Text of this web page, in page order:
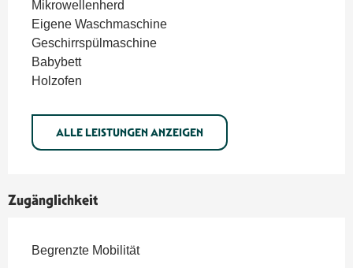
Mikrowellenherd
Eigene Waschmaschine
Geschirrspülmaschine
Babybett
Holzofen
ALLE LEISTUNGEN ANZEIGEN
Zugänglichkeit
Begrenzte Mobilität